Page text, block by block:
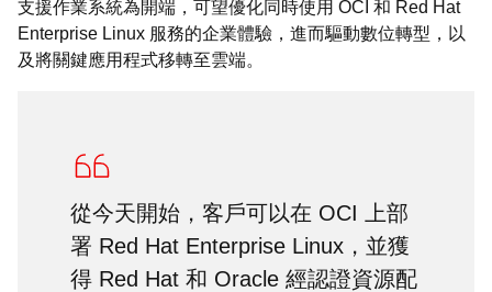
支援作業系統為開端，可望優化同時使用 OCI 和 Red Hat
Enterprise Linux 服務的企業體驗，進而驅動數位轉型，以
及將關鍵應用程式移轉至雲端。
從今天開始，客戶可以在 OCI 上部
署 Red Hat Enterprise Linux，並獲
得 Red Hat 和 Oracle 經認證資源配